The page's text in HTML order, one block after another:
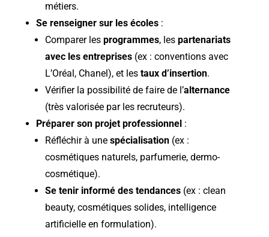
métiers.
Se renseigner sur les écoles :
Comparer les programmes, les partenariats
avec les entreprises (ex : conventions avec
L’Oréal, Chanel), et les taux d’insertion.
Vérifier la possibilité de faire de l’alternance
(très valorisée par les recruteurs).
Préparer son projet professionnel :
Réfléchir à une spécialisation (ex :
cosmétiques naturels, parfumerie, dermo-
cosmétique).
Se tenir informé des tendances (ex : clean
beauty, cosmétiques solides, intelligence
artificielle en formulation).